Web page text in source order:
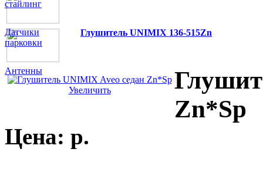
стайлинг
Датчики
парковки
Антенны
Глушитель UNIMIX 136-515Zn
Увеличить
Zn*Sp
Цена: p.